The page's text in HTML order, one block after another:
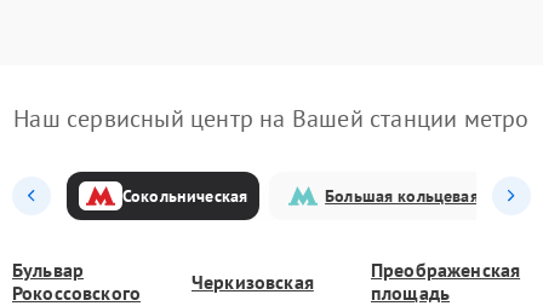
Наш сервисный центр на Вашей станции метро
Сокольническая Большая кольцевая
Бульвар
Рокоссовского
Черкизовская
Преображенская
площадь